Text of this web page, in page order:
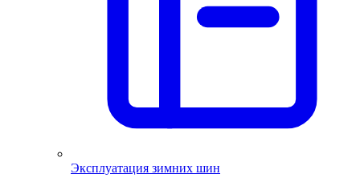
Эксплуатация зимних шин